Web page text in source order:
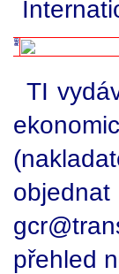
TI
přehled